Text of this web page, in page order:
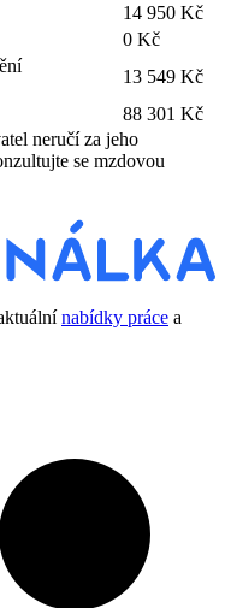
14 950 Kč
0 Kč
13 549 Kč
88 301 Kč
neručí za jeho
se mzdovou
nabídky práce a